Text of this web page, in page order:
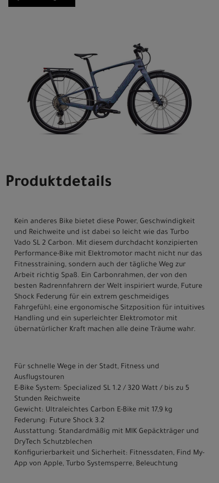
Produktdetails
Kein anderes Bike bietet diese Power, Geschwindigkeit
und Reichweite und ist dabei so leicht wie das Turbo
Vado SL 2 Carbon. Mit diesem durchdacht konzipierten
Performance-Bike mit Elektromotor macht nicht nur das
Fitnesstraining, sondern auch der tägliche Weg zur
Arbeit richtig Spaß. Ein Carbonrahmen, der von den
besten Radrennfahrern der Welt inspiriert wurde, Future
Shock Federung für ein extrem geschmeidiges
Fahrgefühl; eine ergonomische Sitzposition für intuitives
Handling und ein superleichter Elektromotor mit
übernatürlicher Kraft machen alle deine Träume wahr.
Für schnelle Wege in der Stadt, Fitness und
Ausflugstouren
E-Bike System: Specialized SL 1.2 / 320 Watt / bis zu 5
Stunden Reichweite
Gewicht: Ultraleichtes Carbon E-Bike mit 17,9 kg
Federung: Future Shock 3.2
Ausstattung: Standardmäßig mit MIK Gepäckträger und
DryTech Schutzblechen
Konfigurierbarkeit und Sicherheit: Fitnessdaten, Find My-
App von Apple, Turbo Systemsperre, Beleuchtung